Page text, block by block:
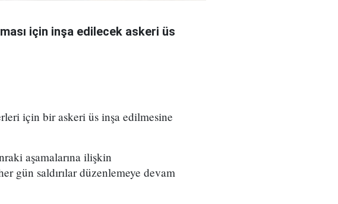
için inşa edilecek askeri üs
için bir askeri üs inşa edilmesine
aşamalarına ilişkin
gün saldırılar düzenlemeye devam